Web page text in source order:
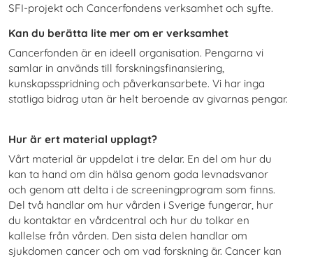
SFI-projekt och Cancerfondens verksamhet och syfte.
Kan du berätta lite mer om er verksamhet
Cancerfonden är en ideell organisation. Pengarna vi
samlar in används till forskningsfinansiering,
kunskapsspridning och påverkansarbete. Vi har inga
statliga bidrag utan är helt beroende av givarnas pengar.
Hur är ert material upplagt?
Vårt material är uppdelat i tre delar. En del om hur du
kan ta hand om din hälsa genom goda levnadsvanor
och genom att delta i de screeningprogram som finns.
Del två handlar om hur vården i Sverige fungerar, hur
du kontaktar en vårdcentral och hur du tolkar en
kallelse från vården. Den sista delen handlar om
sjukdomen cancer och om vad forskning är. Cancer kan